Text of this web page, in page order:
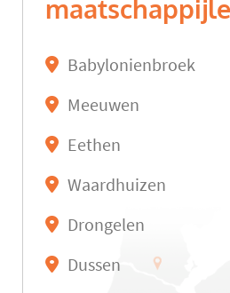
Babylonienbroek
Meeuwen
Eethen
Waardhuizen
Drongelen
Dussen